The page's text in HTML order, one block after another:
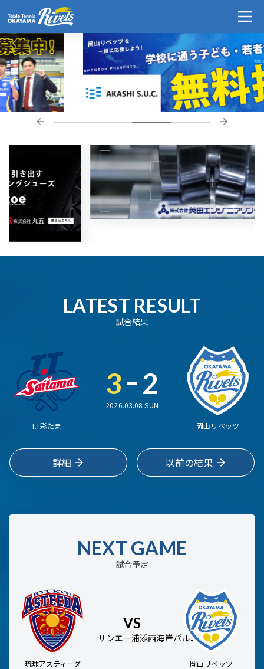
LATEST RESULT
試合結果
T.T彩たま
3 2
2026.03.08 SUN
岡山リベッツ
詳細 以前の結果
NEXT GAME
試合予定
琉球アスティーダ
VS
サンエー浦添西海岸パルコシティ
岡山リベッツ